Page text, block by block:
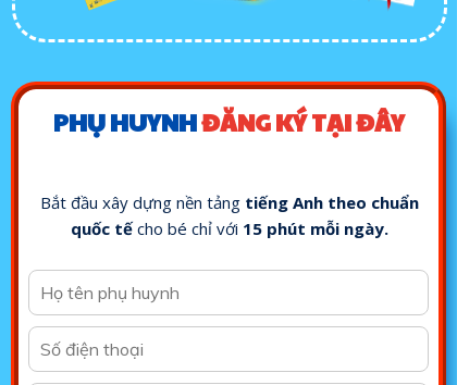
PHỤ HUYNHĐĂNG KÝ TẠI ĐÂY
Bắt đầu xây dựng nền tảng tiếng Anh theo chuẩn
quốc tếcho bé chỉ với 15 phút mỗi ngày.